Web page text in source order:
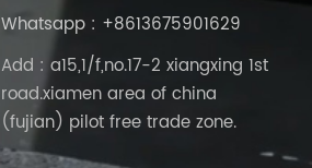
Whatsapp : +8613675901629
Add : a15,1/f,no.17-2 xiangxing 1st
road.xiamen area of china
(fujian) pilot free trade zone.